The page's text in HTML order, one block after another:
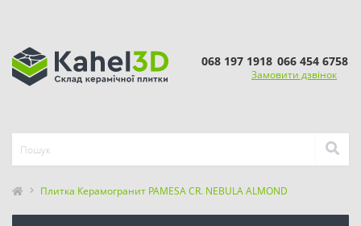
068 197 1918 066 454 6758
Замовити дзвінок
Плитка Керамогранит PAMESA CR. NEBULA ALMOND